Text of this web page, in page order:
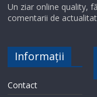
Un ziar online quality,
comentarii de
Informații
Contact